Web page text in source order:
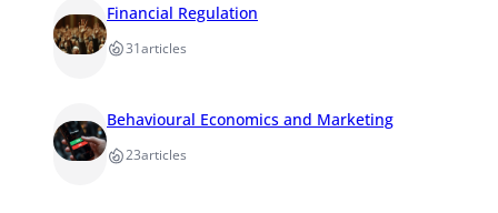
Financial Regulation
31articles
Behavioural Economics and Marketing
23articles